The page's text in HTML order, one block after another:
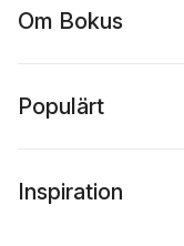
Om Bokus
Populärt
Inspiration